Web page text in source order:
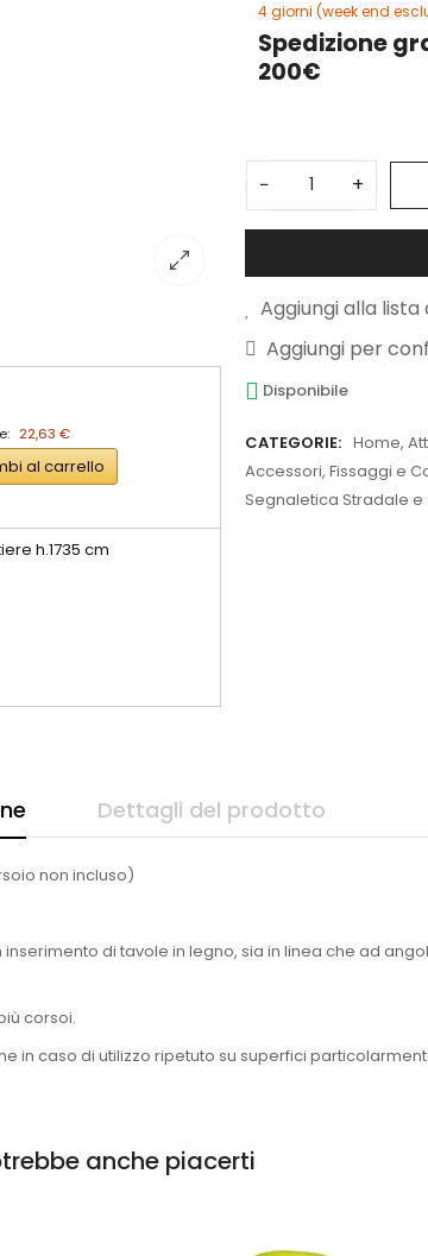
22,63 €
al carrello
h.1735 cm
4 giorni (week end
Spedizione
200€
− +
Aggiungi alla lista
Aggiungi per
Disponibile
CATEGORIE: Home,
Accessori, Fissaggi e
Segnaletica Stradale e
Dettagli del prodotto
non incluso)
di tavole in legno, sia in linea che ad
corsoi.
in caso di utilizzo ripetuto su superfici
anche piacerti